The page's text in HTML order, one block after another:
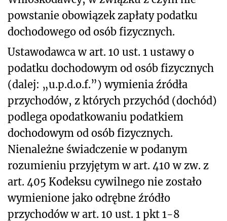
powstanie obowiązek zapłaty podatku
dochodowego od osób fizycznych.
Ustawodawca w art. 10 ust. 1 ustawy o
podatku dochodowym od osób fizycznych
(dalej: „u.p.d.o.f.”) wymienia źródła
przychodów, z których przychód (dochód)
podlega opodatkowaniu podatkiem
dochodowym od osób fizycznych.
Nienależne świadczenie w podanym
rozumieniu przyjętym w art. 410 w zw. z
art. 405 Kodeksu cywilnego nie zostało
wymienione jako odrębne źródło
przychodów w art. 10 ust. 1 pkt 1-8